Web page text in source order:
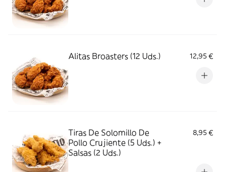
Alitas Broasters (12 Uds.) 12,95 €
Tiras De Solomillo De
Pollo Crujiente (5 Uds.) +
Salsas (2 Uds.)
8,95 €